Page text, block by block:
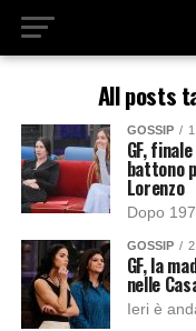
All posts
GOSSIP
GF,
battono
Lorenzo
GOSSIP
GF, la
nelle